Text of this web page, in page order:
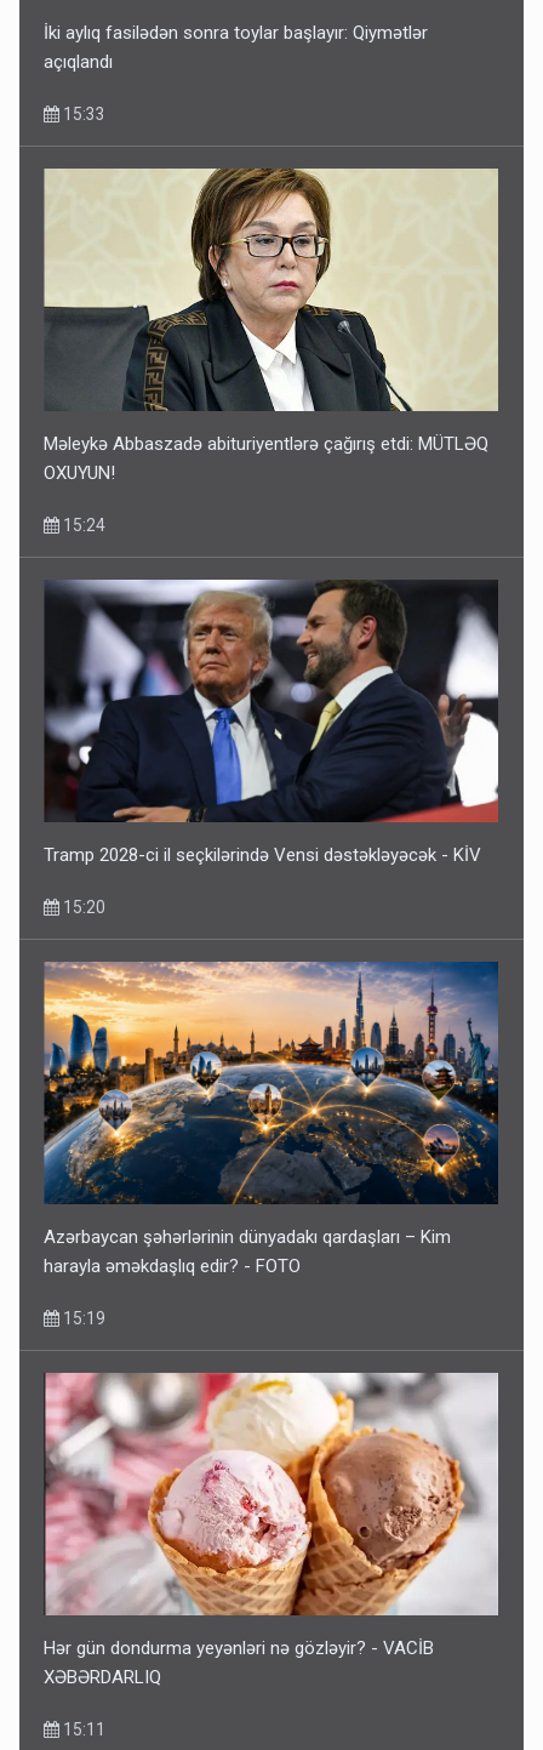
İki aylıq fasilədən sonra toylar başlayır: Qiymətlər
açıqlandı
15:33
Məleykə Abbaszadə abituriyentlərə çağırış etdi: MÜTLƏQ
OXUYUN!
15:24
Tramp 2028-ci il seçkilərində Vensi dəstəkləyəcək - KİV
15:20
Azərbaycan şəhərlərinin dünyadakı qardaşları – Kim
harayla əməkdaşlıq edir? - FOTO
15:19
Hər gün dondurma yeyənləri nə gözləyir? - VACİB
XƏBƏRDARLIQ
15:11